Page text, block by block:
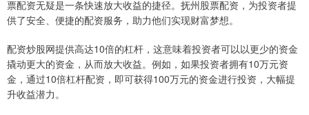
票配资无疑是一条快速放大收益的捷径。抚州股票配资，为投资者提
供了安全、便捷的配资服务，助力他们实现财富梦想。
配资炒股网提供高达10倍的杠杆，这意味着投资者可以以更少的资金
撬动更大的资金，从而放大收益。例如，如果投资者拥有10万元资
金，通过10倍杠杆配资，即可获得100万元的资金进行投资，大幅提
升收益潜力。